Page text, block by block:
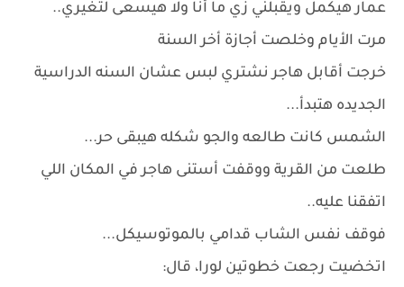
عمار هيكمل ويقبلني زي ما أنا ولا هيسعى لتغيري..
مرت الأيام وخلصت أجازة أخر السنة
خرجت أقابل هاجر نشتري لبس عشان السنه الدراسية
الجديده هتبدأ...
الشمس كانت طالعه والجو شكله هيبقى حر...
طلعت من القرية ووقفت أستنى هاجر في المكان اللي
اتفقنا عليه..
فوقف نفس الشاب قدامي بالموتوسيكل...
اتخضيت رجعت خطوتين لورا، قال: